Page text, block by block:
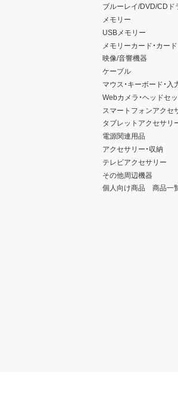
ブルーレイ/DVD/CDド
メモリー
USBメモリー
メモリーカード・カー
映像/音響機器
ケーブル
マウス・キーボード・入
Webカメラ・ヘッドセ
スマートフォンアクセ
タブレットアクセサリ
電源関連用品
アクセサリー・収納
テレビアクセサリー
その他周辺機器
個人向け商品 商品一